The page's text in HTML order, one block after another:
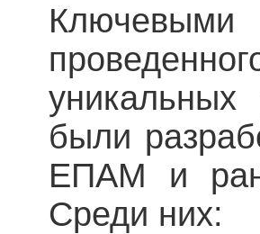
были
ЕПАМ и
Среди них: